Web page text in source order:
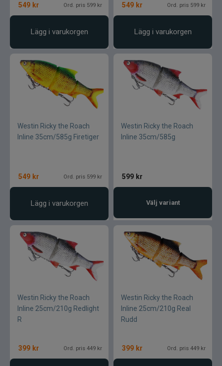
549 kr Ord. pris 599 kr
Lägg i varukorgen
549 kr Ord. pris 599 kr
Lägg i varukorgen
Westin Ricky the Roach
Inline 35cm/585g Firetiger
549 kr Ord. pris 599 kr
Lägg i varukorgen
Westin Ricky the Roach
Inline 35cm/585g
599 kr
Välj variant
Westin Ricky the Roach
Inline 25cm/210g Redlight
R
399 kr Ord. pris 449 kr
Westin Ricky the Roach
Inline 25cm/210g Real
Rudd
399 kr Ord. pris 449 kr